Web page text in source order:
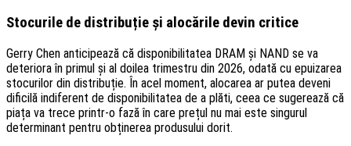
Stocurile de distribuție și alocările devin critice
Gerry Chen anticipează că disponibilitatea DRAM și NAND se va
deteriora în primul și al doilea trimestru din 2026, odată cu epuizarea
stocurilor din distribuție. În acel moment, alocarea ar putea deveni
dificilă indiferent de disponibilitatea de a plăti, ceea ce sugerează că
piața va trece printr-o fază în care prețul nu mai este singurul
determinant pentru obținerea produsului dorit.